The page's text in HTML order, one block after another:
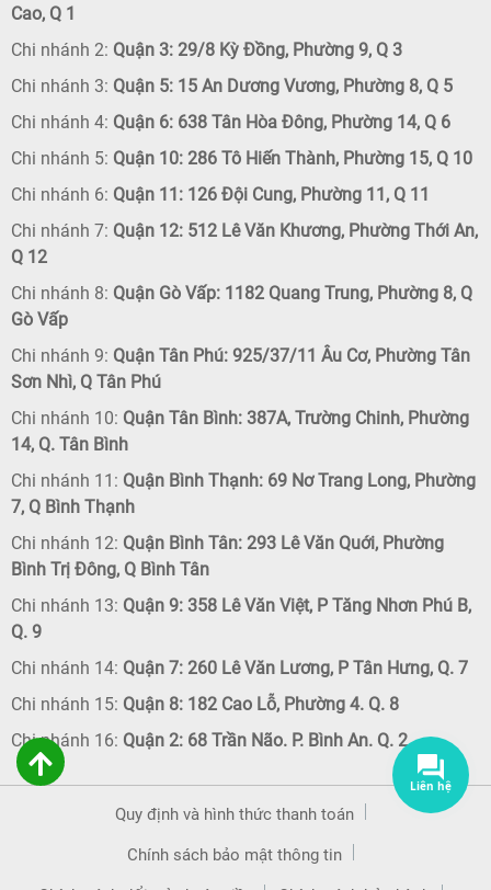
Cao, Q 1
Chi nhánh 2: Quận 3: 29/8 Kỳ Đồng, Phường 9, Q 3
Chi nhánh 3: Quận 5: 15 An Dương Vương, Phường 8, Q 5
Chi nhánh 4: Quận 6: 638 Tân Hòa Đông, Phường 14, Q 6
Chi nhánh 5: Quận 10: 286 Tô Hiến Thành, Phường 15, Q 10
Chi nhánh 6: Quận 11: 126 Đội Cung, Phường 11, Q 11
Chi nhánh 7: Quận 12: 512 Lê Văn Khương, Phường Thới An,
Q 12
Chi nhánh 8: Quận Gò Vấp: 1182 Quang Trung, Phường 8, Q
Gò Vấp
Chi nhánh 9: Quận Tân Phú: 925/37/11 Âu Cơ, Phường Tân
Sơn Nhì, Q Tân Phú
Chi nhánh 10: Quận Tân Bình: 387A, Trường Chinh, Phường
14, Q. Tân Bình
Chi nhánh 11: Quận Bình Thạnh: 69 Nơ Trang Long, Phường
7, Q Bình Thạnh
Chi nhánh 12: Quận Bình Tân: 293 Lê Văn Quới, Phường
Bình Trị Đông, Q Bình Tân
Chi nhánh 13: Quận 9: 358 Lê Văn Việt, P Tăng Nhơn Phú B,
Q. 9
Chi nhánh 14: Quận 7: 260 Lê Văn Lương, P Tân Hưng, Q. 7
Chi nhánh 15: Quận 8: 182 Cao Lỗ, Phường 4. Q. 8
Chi nhánh 16: Quận 2: 68 Trần Não. P. Bình An. Q. 2
Quy định và hình thức thanh toán
Chính sách bảo mật thông tin